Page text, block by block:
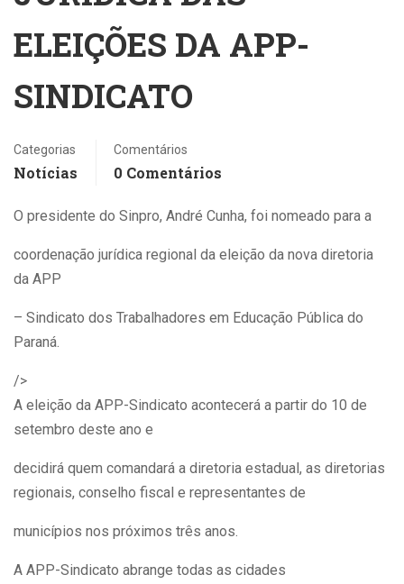
ELEIÇÕES DA APP-
SINDICATO
Categorias
Notícias
Comentários
0 Comentários
O presidente do Sinpro, André Cunha, foi nomeado para a
coordenação jurídica regional da eleição da nova diretoria
da APP
– Sindicato dos Trabalhadores em Educação Pública do
Paraná.
/>
A eleição da APP-Sindicato acontecerá a partir do 10 de
setembro deste ano e
decidirá quem comandará a diretoria estadual, as diretorias
regionais, conselho fiscal e representantes de
municípios nos próximos três anos.
A APP-Sindicato abrange todas as cidades